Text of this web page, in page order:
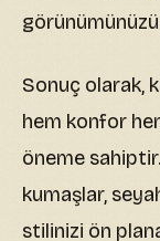
Sonuç olarak,
hem konfor
öneme
kumaşlar,
stilinizi ön